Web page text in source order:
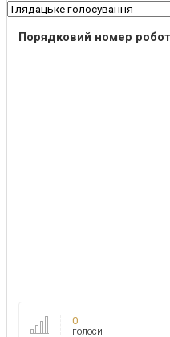
Порядковий номер
0
ГОЛОСИ